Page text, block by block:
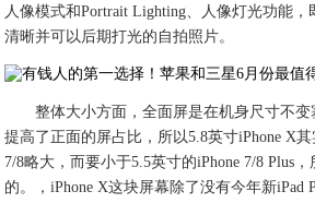
人像模式和Portrait Lighting、人像灯光功能
清晰并可以后期打光的自拍照片。
整体大小方面，全面屏是在机身尺寸不
提高了正面的屏占比，所以5.8英寸iPhone X
7/8略大，而要小于5.5英寸的iPhone 7/8 Plus
的。，iPhone X这块屏幕除了没有今年新iPad